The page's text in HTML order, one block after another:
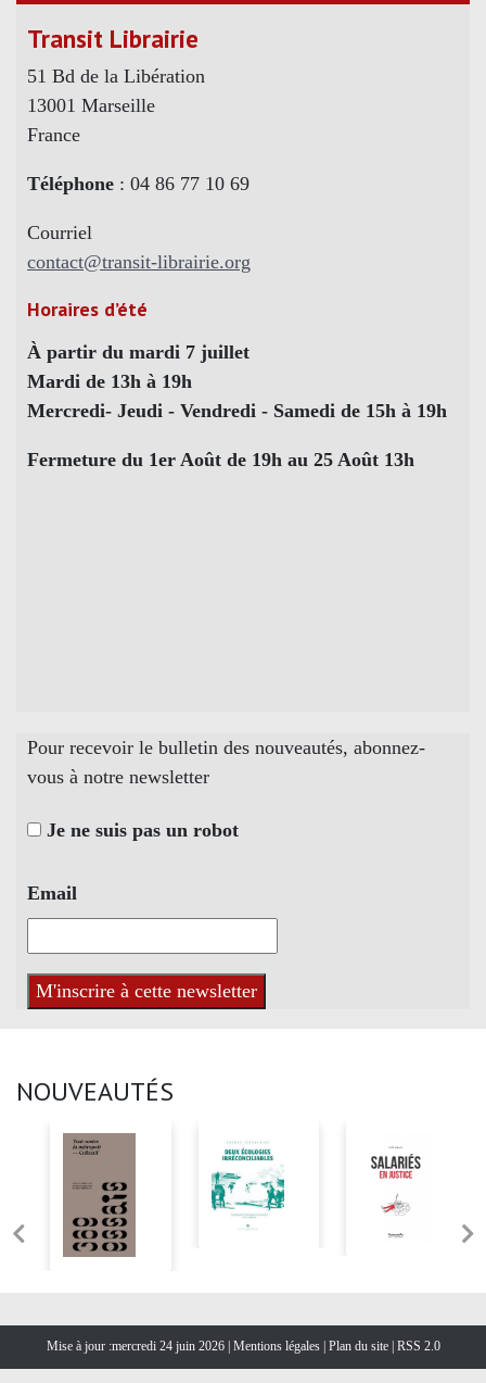
Transit Librairie
51 Bd de la Libération
13001 Marseille
France
Téléphone : 04 86 77 10 69
Courriel
contact@transit-librairie.org
Horaires d’été
À partir du mardi 7 juillet
Mardi de 13h à 19h
Mercredi- Jeudi - Vendredi - Samedi de 15h à 19h
Fermeture du 1er Août de 19h au 25 Août 13h
Pour recevoir le bulletin des nouveautés, abonnez-
vous à notre newsletter
Je ne suis pas un robot
Email
NOUVEAUTÉS
Mise à jour :mercredi 24 juin 2026 | Mentions légales | Plan du site |RSS 2.0